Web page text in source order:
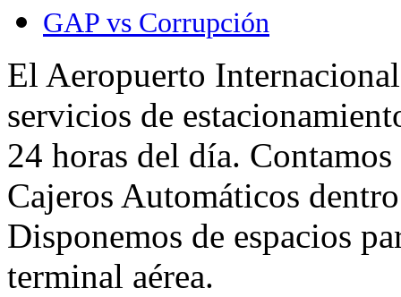
GAP vs Corrupción
El Aeropuerto
servicios de
24 horas del día.
Cajeros Automáticos
Disponemos de espacios
terminal aérea.